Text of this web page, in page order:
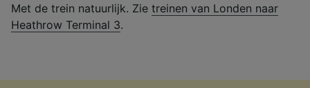
Met de trein natuurlijk. Zie treinen van Londen naar
Heathrow Terminal 3.